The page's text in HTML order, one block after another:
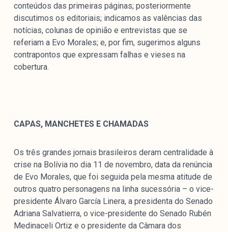
conteúdos das primeiras páginas; posteriormente
discutimos os editoriais; indicamos as valências das
notícias, colunas de opinião e entrevistas que se
referiam a Evo Morales; e, por fim, sugerimos alguns
contrapontos que expressam falhas e vieses na
cobertura.
CAPAS, MANCHETES E CHAMADAS
Os três grandes jornais brasileiros deram centralidade à
crise na Bolívia no dia 11 de novembro, data da renúncia
de Evo Morales, que foi seguida pela mesma atitude de
outros quatro personagens na linha sucessória – o vice-
presidente Álvaro García Linera, a presidenta do Senado
Adriana Salvatierra, o vice-presidente do Senado Rubén
Medinaceli Ortiz e o presidente da Câmara dos